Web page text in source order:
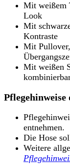
Mit weißem
Look
Mit
Kontraste
Mit
Mit weißen
entnehmen.
Die Hose
Weitere